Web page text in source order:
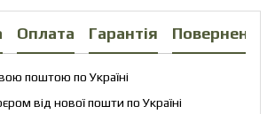
Оплата Гарантія Повернення
поштою по Україні
від нової пошти по Україні